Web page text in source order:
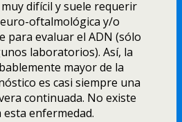
difícil y suele requerir
oftalmológica y/o
para evaluar el ADN (sólo
laboratorios). Así, la
mayor de la
es casi siempre una
continuada. No existe
enfermedad.